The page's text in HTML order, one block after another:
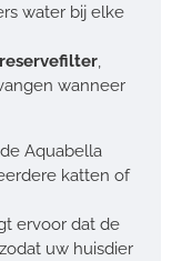
water bij elke
,
wanneer
Aquabella
katten of
ervoor dat de
uw huisdier